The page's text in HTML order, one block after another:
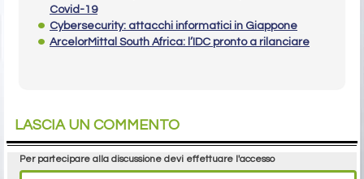
Covid-19
Cybersecurity: attacchi informatici in Giappone
ArcelorMittal South Africa: l’IDC pronto a rilanciare
LASCIA UN COMMENTO
Per partecipare alla discussione devi effettuare l'accesso